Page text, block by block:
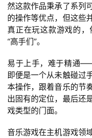
然这款作品秉承了系列
的操作等优点，但这些
真正在玩这款游戏的
“高手们”。
易于上手，难于精通
即便是一个从未触碰过
本操作，跟着音乐的节
出固有的定位，最后还
戏类型的门面。
音乐游戏在主机游戏领